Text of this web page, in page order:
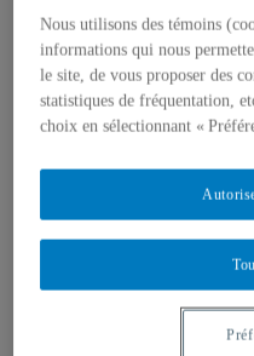
2013
2012
2001-2011
Diffusion
Chaîne YouTube
Infolettres et
Nous utilisons des témoins
informations qui nous
le site, de vous proposer des
statistiques de fréquentation,
choix en sélectionnant «